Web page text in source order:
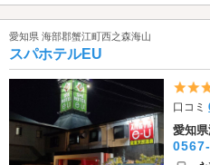
愛知県 海部郡蟹江町西之森海山
スパホテルEU
口コミ
愛知